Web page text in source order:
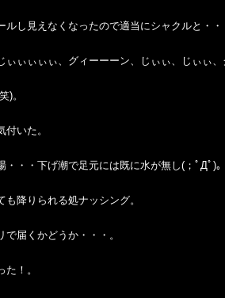
ルし見えなくなったので適当にシャクルと・・
ぃぃぃぃぃ、グィーーーン、じぃぃ、じぃぃ
)。
付いた。
・・・下げ潮で足元には既に水が無し(；ﾟДﾟ)
も降りられる処ナッシング。
で届くかどうか・・・。
た！。